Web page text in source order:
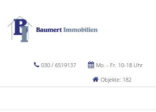
030 / 6519137 Mo. - Fr. 10-18 Uhr
Objekte: 182